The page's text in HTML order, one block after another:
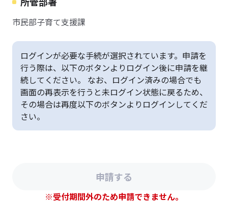
市民部子育て支援課
ログインが必要な手続が選択されています。申請を
行う際は、以下のボタンよりログイン後に申請を継
続してください。 なお、ログイン済みの場合でも
画面の再表示を行うと未ログイン状態に戻るため、
その場合は再度以下のボタンよりログインしてくだ
さい。
※受付期間外のため申請できません。